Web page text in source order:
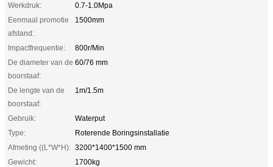
Werkdruk:
0.7-1.0Mpa
Eenmaal promotie
afstand:
1500mm
Impactfrequentie:
800r/Min
De diameter van de
boorstaaf:
60/76 mm
De lengte van de
boorstaaf:
1m/1.5m
Gebruik:
Waterput
Type:
Roterende Boringsinstallatie
Afmeting ((L*W*H): 3200*1400*1500 mm
Gewicht:
1700kg